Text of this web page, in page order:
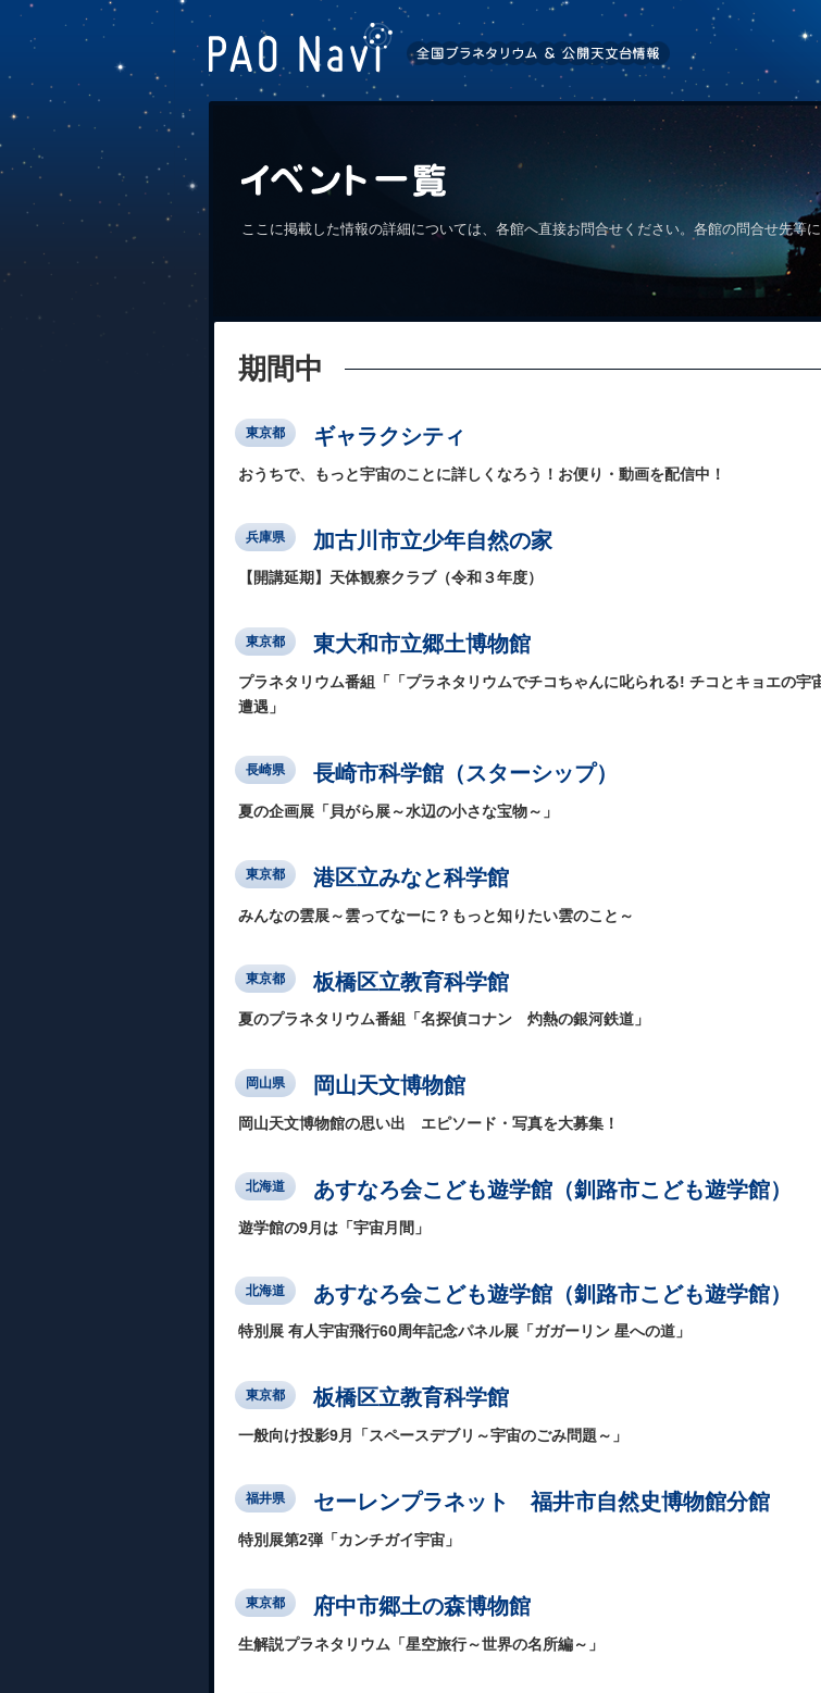
ここに掲載した情報の詳細については、各館へ直接お問合せください。各館の問合せ先等
期間中
東京都 ギャラクシティ
おうちで、もっと宇宙のことに詳しくなろう！お便り・動画を配信中！
兵庫県 加古川市立少年自然の家
【開講延期】天体観察クラブ（令和３年度）
東京都 東大和市立郷土博物館
プラネタリウム番組「「プラネタリウムでチコちゃんに叱られる! チコとキョエの宇
遭遇」
長崎県 長崎市科学館（スターシップ）
夏の企画展「貝がら展～水辺の小さな宝物～」
東京都 港区立みなと科学館
みんなの雲展～雲ってなーに？もっと知りたい雲のこと～
東京都 板橋区立教育科学館
夏のプラネタリウム番組「名探偵コナン 灼熱の銀河鉄道」
岡山県 岡山天文博物館
岡山天文博物館の思い出 エピソード・写真を大募集！
北海道 あすなろ会こども遊学館（釧路市こども遊学館）
遊学館の9月は「宇宙月間」
北海道 あすなろ会こども遊学館（釧路市こども遊学館）
特別展 有人宇宙飛行60周年記念パネル展「ガガーリン 星への道」
東京都 板橋区立教育科学館
一般向け投影9月「スペースデブリ～宇宙のごみ問題～」
福井県 セーレンプラネット 福井市自然史博物館分館
特別展第2弾「カンチガイ宇宙」
東京都 府中市郷土の森博物館
生解説プラネタリウム「星空旅行～世界の名所編～」